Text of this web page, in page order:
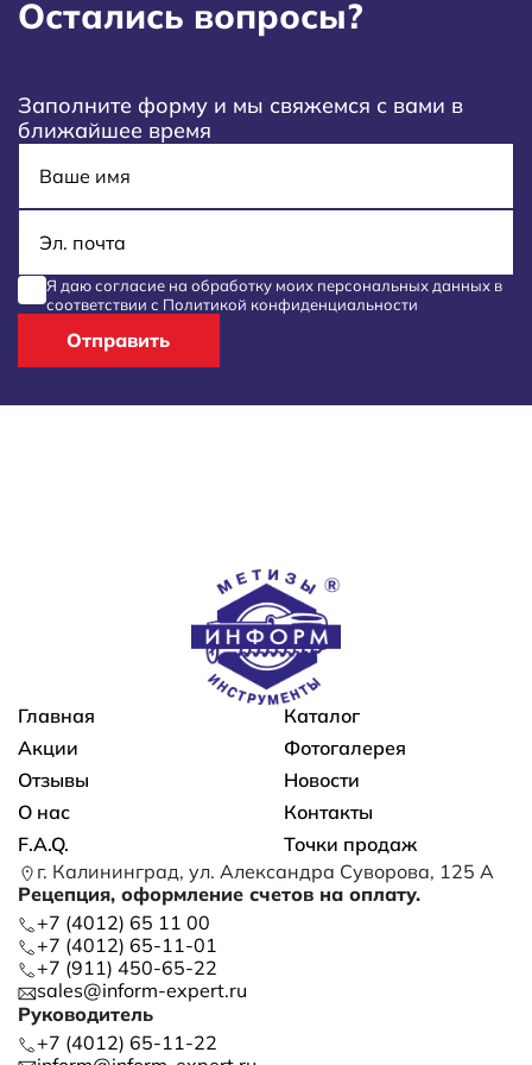
Остались вопросы?
Заполните форму и мы свяжемся с вами в
ближайшее время
Я даю согласие на обработку моих персональных данных в
соответствии с Политикой конфиденциальности
Отправить
Основная навигация
Главная
Каталог
Акции
Фотогалерея
Отзывы
Новости
О нас
Контакты
F.A.Q.
Точки продаж
г. Калининград, ул. Александра Суворова, 125 А
Рецепция, оформление счетов на оплату.
+7 (4012) 65 11 00
+7 (4012) 65-11-01
+7 (911) 450-65-22
sales@inform-expert.ru
Руководитель
+7 (4012) 65-11-22